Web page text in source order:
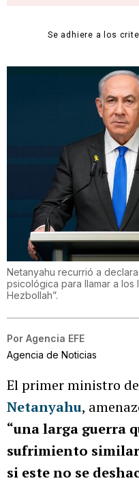
Se adhiere a los
Netanyahu recurrió a
psicológica para llamar a los
Hezbollah”.
Por Agencia EFE
Agencia de Noticias
El primer ministro de
Netanyahu,
“una larga guerra
sufrimiento similar
si este no se